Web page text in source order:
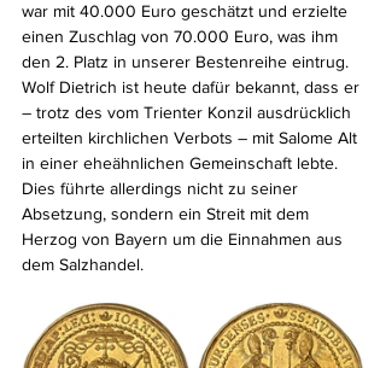
war mit 40.000 Euro geschätzt und erzielte
einen Zuschlag von 70.000 Euro, was ihm
den 2. Platz in unserer Bestenreihe eintrug.
Wolf Dietrich ist heute dafür bekannt, dass er
– trotz des vom Trienter Konzil ausdrücklich
erteilten kirchlichen Verbots – mit Salome Alt
in einer eheähnlichen Gemeinschaft lebte.
Dies führte allerdings nicht zu seiner
Absetzung, sondern ein Streit mit dem
Herzog von Bayern um die Einnahmen aus
dem Salzhandel.